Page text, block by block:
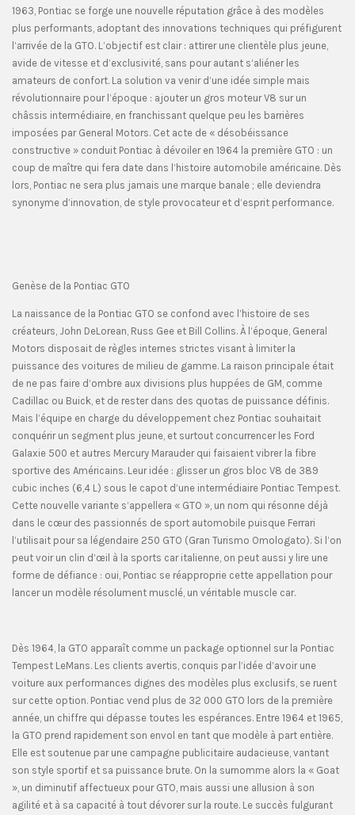
1963, Pontiac se forge une nouvelle réputation grâce à des modèles
plus performants, adoptant des innovations techniques qui préfigurent
l’arrivée de la GTO. L’objectif est clair : attirer une clientèle plus jeune,
avide de vitesse et d’exclusivité, sans pour autant s’aliéner les
amateurs de confort. La solution va venir d’une idée simple mais
révolutionnaire pour l’époque : ajouter un gros moteur V8 sur un
châssis intermédiaire, en franchissant quelque peu les barrières
imposées par General Motors. Cet acte de « désobéissance
constructive » conduit Pontiac à dévoiler en 1964 la première GTO : un
coup de maître qui fera date dans l’histoire automobile américaine. Dès
lors, Pontiac ne sera plus jamais une marque banale ; elle deviendra
synonyme d’innovation, de style provocateur et d’esprit performance.
Genèse de la Pontiac GTO
La naissance de la Pontiac GTO se confond avec l’histoire de ses
créateurs, John DeLorean, Russ Gee et Bill Collins. À l’époque, General
Motors disposait de règles internes strictes visant à limiter la
puissance des voitures de milieu de gamme. La raison principale était
de ne pas faire d’ombre aux divisions plus huppées de GM, comme
Cadillac ou Buick, et de rester dans des quotas de puissance définis.
Mais l’équipe en charge du développement chez Pontiac souhaitait
conquérir un segment plus jeune, et surtout concurrencer les Ford
Galaxie 500 et autres Mercury Marauder qui faisaient vibrer la fibre
sportive des Américains. Leur idée : glisser un gros bloc V8 de 389
cubic inches (6,4 L) sous le capot d’une intermédiaire Pontiac Tempest.
Cette nouvelle variante s’appellera « GTO », un nom qui résonne déjà
dans le cœur des passionnés de sport automobile puisque Ferrari
l’utilisait pour sa légendaire 250 GTO (Gran Turismo Omologato). Si l’on
peut voir un clin d’œil à la sports car italienne, on peut aussi y lire une
forme de défiance : oui, Pontiac se réapproprie cette appellation pour
lancer un modèle résolument musclé, un véritable muscle car.
Dès 1964, la GTO apparaît comme un package optionnel sur la Pontiac
Tempest LeMans. Les clients avertis, conquis par l’idée d’avoir une
voiture aux performances dignes des modèles plus exclusifs, se ruent
sur cette option. Pontiac vend plus de 32 000 GTO lors de la première
année, un chiffre qui dépasse toutes les espérances. Entre 1964 et 1965,
la GTO prend rapidement son envol en tant que modèle à part entière.
Elle est soutenue par une campagne publicitaire audacieuse, vantant
son style sportif et sa puissance brute. On la surnomme alors la « Goat
», un diminutif affectueux pour GTO, mais aussi une allusion à son
agilité et à sa capacité à tout dévorer sur la route. Le succès fulgurant